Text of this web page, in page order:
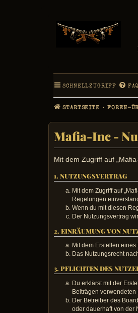
SCHNELLZUGRIFF FAQ
STARTSEITE FOREN-
Mafia-Inc -
Mit dem Zugriff auf
1. NUTZUNGSVERTRAG
Mit dem Zugriff auf
Regelungen
Wenn du mit diesen
Der Nutzungsvertrag
2. EINRÄUMUNG VON
Mit dem Erstellen
Das Nutzungsrecht
3. PFLICHTEN DES
Du erklärst mit der
Beiträgen verwendeten
Der Betreiber des
oder dauerhaft von der